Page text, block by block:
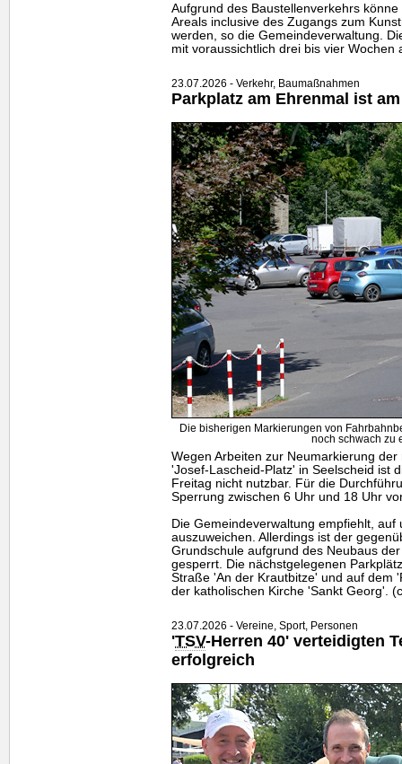
Aufgrund des Baustellenverkehrs
Areals inclusive des Zugangs zum
werden, so die Gemeindeverwaltung.
mit voraussichtlich drei bis vier Wochen
23.07.2026 - Verkehr, Baumaßnahmen
Parkplatz am Ehrenmal ist
Die bisherigen Markierungen von
noch schwach zu
Wegen Arbeiten zur Neumarkierung
'Josef-Lascheid-Platz' in Seelscheid ist
Freitag nicht nutzbar. Für die
Sperrung zwischen 6 Uhr und 18 Uhr
Die Gemeindeverwaltung empfiehlt,
auszuweichen. Allerdings ist der
Grundschule aufgrund des Neubaus
gesperrt. Die nächstgelegenen
Straße 'An der Krautbitze' und auf dem
der katholischen Kirche 'Sankt Georg'.
23.07.2026 - Vereine, Sport, Personen
'TSV-Herren 40' verteidigten
erfolgreich